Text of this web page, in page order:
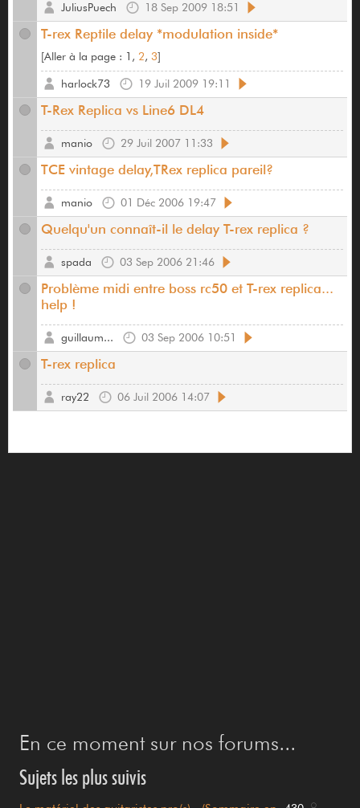
18 Sep 2009 18:51
JuliusPuech
T-rex Reptile delay *modulation inside*
[Aller à la page : 1, 2, 3]
19 Juil 2009 19:11
harlock73
T-Rex Replica vs Line6 DL4
29 Juil 2007 11:33
manio
TCE vintage delay,TRex replica pareil?
01 Déc 2006 19:47
manio
Quelqu'un connaît-il le delay T-rex replica ?
03 Sep 2006 21:46
spada
Problème midi entre boss rc50 et T-rex replica...
help !
03 Sep 2006 10:51
guillaum...
T-rex replica
06 Juil 2006 14:07
ray22
En ce moment sur nos forums...
Sujets les plus suivis